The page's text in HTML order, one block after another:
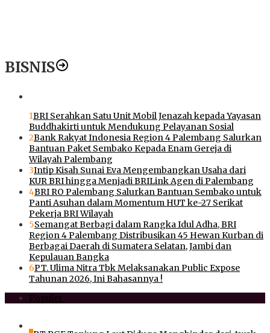
BISNIS
1BRI Serahkan Satu Unit Mobil Jenazah kepada Yayasan
Buddhakirti untuk Mendukung Pelayanan Sosial
2Bank Rakyat Indonesia Region 4 Palembang Salurkan
Bantuan Paket Sembako Kepada Enam Gereja di
Wilayah Palembang
3Intip Kisah Sunai Eva Mengembangkan Usaha dari
KUR BRI hingga Menjadi BRILink Agen di Palembang
4BRI RO Palembang Salurkan Bantuan Sembako untuk
Panti Asuhan dalam Momentum HUT ke-27 Serikat
Pekerja BRI Wilayah
5Semangat Berbagi dalam Rangka Idul Adha, BRI
Region 4 Palembang Distribusikan 45 Hewan Kurban di
Berbagai Daerah di Sumatera Selatan, Jambi dan
Kepulauan Bangka
6PT. Ulima Nitra Tbk Melaksanakan Public Expose
Tahunan 2026, Ini Bahasannya !
Populer